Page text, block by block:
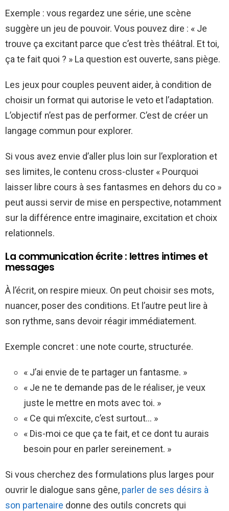
Exemple : vous regardez une série, une scène
suggère un jeu de pouvoir. Vous pouvez dire : « Je
trouve ça excitant parce que c’est très théâtral. Et toi,
ça te fait quoi ? » La question est ouverte, sans piège.
Les jeux pour couples peuvent aider, à condition de
choisir un format qui autorise le veto et l’adaptation.
L’objectif n’est pas de performer. C’est de créer un
langage commun pour explorer.
Si vous avez envie d’aller plus loin sur l’exploration et
ses limites, le contenu cross-cluster « Pourquoi
laisser libre cours à ses fantasmes en dehors du co »
peut aussi servir de mise en perspective, notamment
sur la différence entre imaginaire, excitation et choix
relationnels.
La communication écrite : lettres intimes et
messages
À l’écrit, on respire mieux. On peut choisir ses mots,
nuancer, poser des conditions. Et l’autre peut lire à
son rythme, sans devoir réagir immédiatement.
Exemple concret : une note courte, structurée.
« J’ai envie de te partager un fantasme. »
« Je ne te demande pas de le réaliser, je veux
juste le mettre en mots avec toi. »
« Ce qui m’excite, c’est surtout… »
« Dis-moi ce que ça te fait, et ce dont tu aurais
besoin pour en parler sereinement. »
Si vous cherchez des formulations plus larges pour
ouvrir le dialogue sans gêne, parler de ses désirs à
son partenaire donne des outils concrets qui